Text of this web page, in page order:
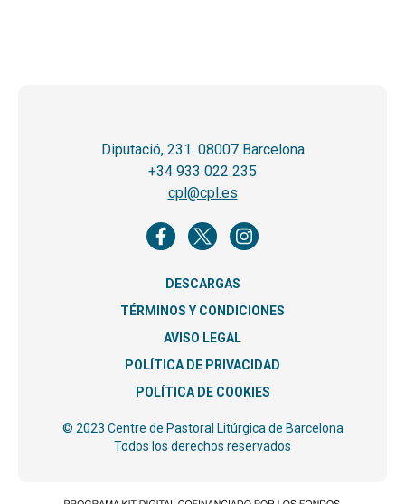
Diputació, 231. 08007 Barcelona
+34 933 022 235
cpl@cpl.es
DESCARGAS
TÉRMINOS Y CONDICIONES
AVISO LEGAL
POLÍTICA DE PRIVACIDAD
POLÍTICA DE COOKIES
© 2023 Centre de Pastoral Litúrgica de Barcelona
Todos los derechos reservados